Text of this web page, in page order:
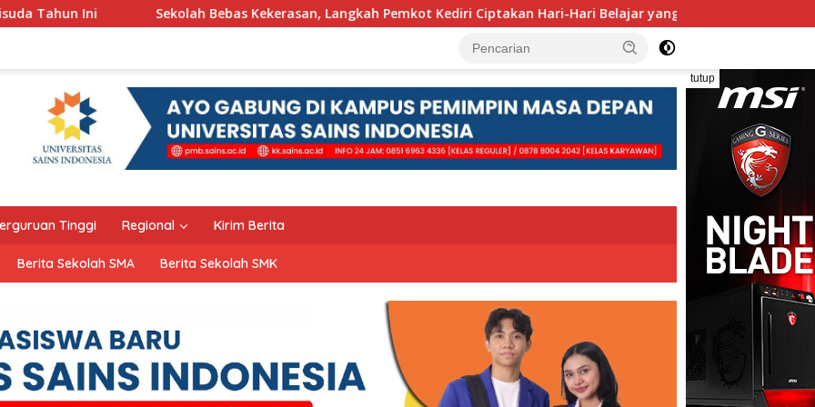
Sekolah Bebas Kekerasan, Langkah Pemkot Kediri Ciptakan Hari-Hari Belajar yang Gembira Pengolahan Sampah
tutup
Tinggi Regional Kirim Berita
Berita Sekolah SMA Berita Sekolah SMK